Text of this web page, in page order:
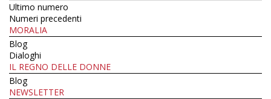
Ultimo numero
Numeri precedenti
MORALIA
Blog
Dialoghi
IL REGNO DELLE DONNE
Blog
NEWSLETTER